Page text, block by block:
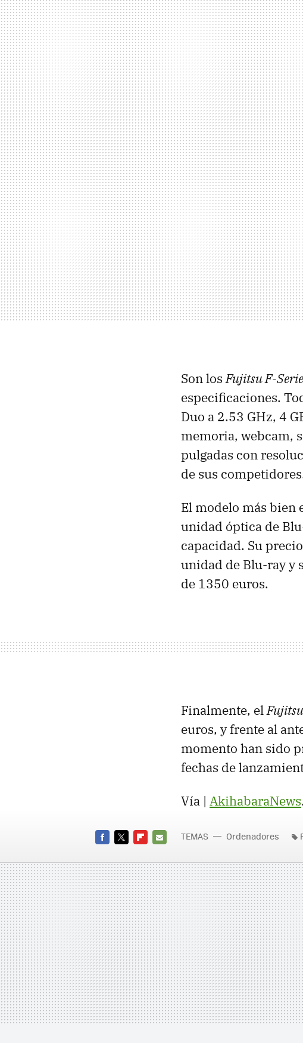
Son losFujitsu F-
especificaciones.
Duo a 2.53 GHz, 4
memoria, webcam,
pulgadas con
de sus
El modelo más bien
unidad óptica de
capacidad. Su
unidad de Blu-ray y
de 1350 euros.
Finalmente, el
euros, y frente al
momento han sido
fechas de
Vía | AkihabaraNews.
MAIL
TEMAS Ordenadores